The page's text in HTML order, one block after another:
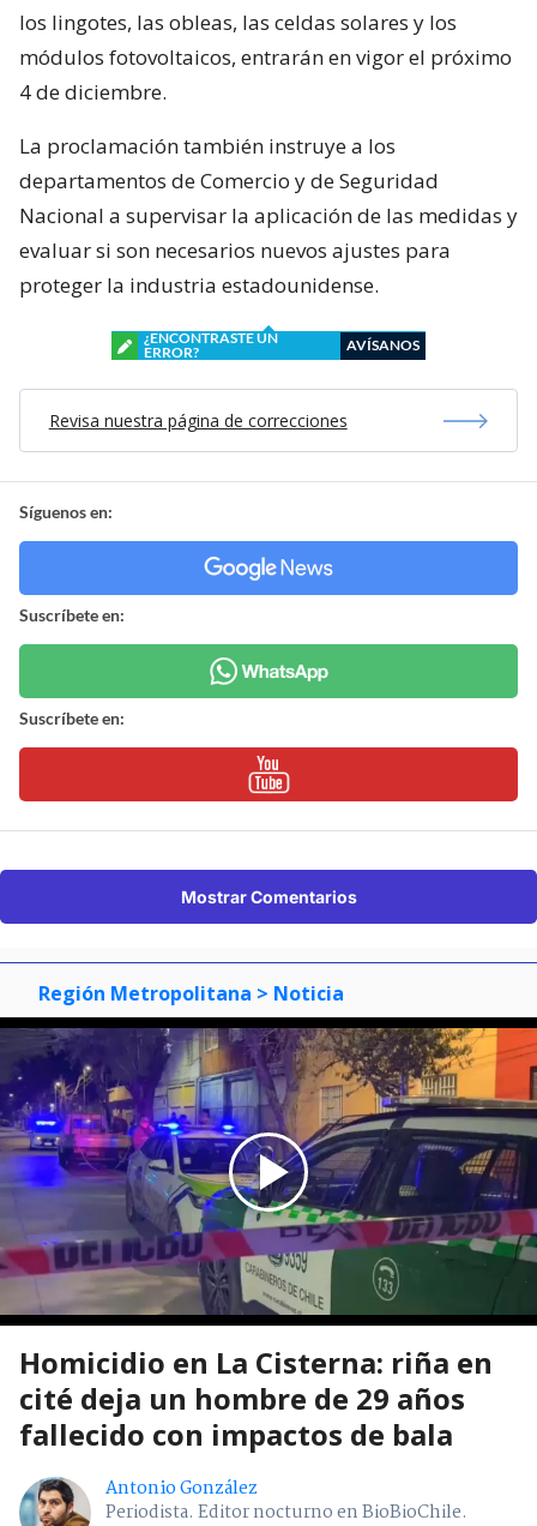
los lingotes, las obleas, las celdas solares y los
módulos fotovoltaicos, entrarán en vigor el próximo
4 de diciembre.
La proclamación también instruye a los
departamentos de Comercio y de Seguridad
Nacional a supervisar la aplicación de las medidas y
evaluar si son necesarios nuevos ajustes para
proteger la industria estadounidense.
¿ENCONTRASTE UN
ERROR?
AVÍSANOS
Revisa nuestra página de correcciones
Síguenos en:
Suscríbete en:
Suscríbete en:
Mostrar Comentarios
Región Metropolitana > Noticia
Homicidio en La Cisterna: riña en
cité deja un hombre de 29 años
fallecido con impactos de bala
Antonio González
Periodista. Editor nocturno en BioBioChile.